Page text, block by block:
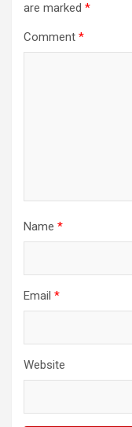
are marked *
Comment *
Name *
Email *
Website